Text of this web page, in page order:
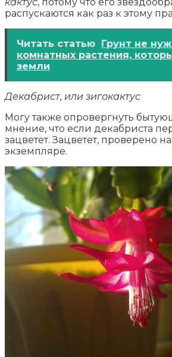
распускаются как раз к этому
Читать статью Грунт не
комнатных растения,
земли
Декабрист, или зигокактус
Могу также опровергнуть
мнение, что если декабриста
зацветет. Зацветет, проверено
экземпляре.